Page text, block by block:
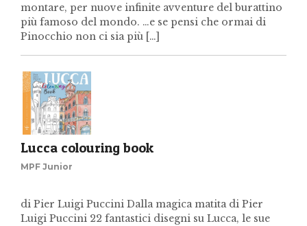
montare, per nuove infinite avventure del burattino
più famoso del mondo. …e se pensi che ormai di
Pinocchio non ci sia più […]
Lucca colouring book
MPF Junior
di Pier Luigi Puccini Dalla magica matita di Pier
Luigi Puccini 22 fantastici disegni su Lucca, le sue